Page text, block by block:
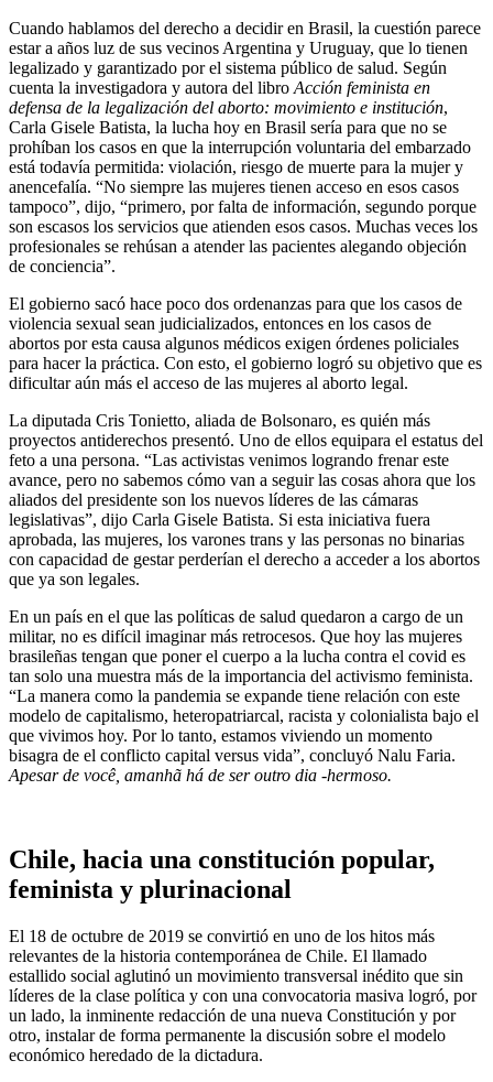
Cuando hablamos del derecho a decidir en Brasil, la cuestión parece
estar a años luz de sus vecinos Argentina y Uruguay, que lo tienen
legalizado y garantizado por el sistema público de salud. Según
cuenta la investigadora y autora del libro Acción feminista en
defensa de la legalización del aborto: movimiento e institución,
Carla Gisele Batista, la lucha hoy en Brasil sería para que no se
prohíban los casos en que la interrupción voluntaria del embarzado
está todavía permitida: violación, riesgo de muerte para la mujer y
anencefalía. “No siempre las mujeres tienen acceso en esos casos
tampoco”, dijo, “primero, por falta de información, segundo porque
son escasos los servicios que atienden esos casos. Muchas veces los
profesionales se rehúsan a atender las pacientes alegando objeción
de conciencia”.
El gobierno sacó hace poco dos ordenanzas para que los casos de
violencia sexual sean judicializados, entonces en los casos de
abortos por esta causa algunos médicos exigen órdenes policiales
para hacer la práctica. Con esto, el gobierno logró su objetivo que es
dificultar aún más el acceso de las mujeres al aborto legal.
La diputada Cris Tonietto, aliada de Bolsonaro, es quién más
proyectos antiderechos presentó. Uno de ellos equipara el estatus del
feto a una persona. “Las activistas venimos logrando frenar este
avance, pero no sabemos cómo van a seguir las cosas ahora que los
aliados del presidente son los nuevos líderes de las cámaras
legislativas”, dijo Carla Gisele Batista. Si esta iniciativa fuera
aprobada, las mujeres, los varones trans y las personas no binarias
con capacidad de gestar perderían el derecho a acceder a los abortos
que ya son legales.
En un país en el que las políticas de salud quedaron a cargo de un
militar, no es difícil imaginar más retrocesos. Que hoy las mujeres
brasileñas tengan que poner el cuerpo a la lucha contra el covid es
tan solo una muestra más de la importancia del activismo feminista.
“La manera como la pandemia se expande tiene relación con este
modelo de capitalismo, heteropatriarcal, racista y colonialista bajo el
que vivimos hoy. Por lo tanto, estamos viviendo un momento
bisagra de el conflicto capital versus vida”, concluyó Nalu Faria.
Apesar de você, amanhã há de ser outro dia -hermoso.
Chile, hacia una constitución popular,
feminista y plurinacional
El 18 de octubre de 2019 se convirtió en uno de los hitos más
relevantes de la historia contemporánea de Chile. El llamado
estallido social aglutinó un movimiento transversal inédito que sin
líderes de la clase política y con una convocatoria masiva logró, por
un lado, la inminente redacción de una nueva Constitución y por
otro, instalar de forma permanente la discusión sobre el modelo
económico heredado de la dictadura.